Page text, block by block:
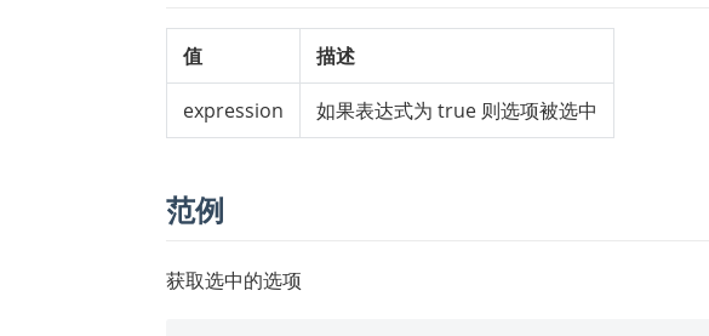
值 描述
expression 如果表达式为 true 则选项被选中
范例
获取选中的选项